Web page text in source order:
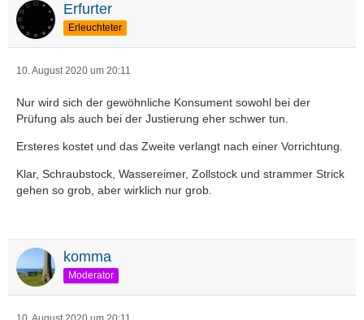
Erfurter
Erleuchteter
10. August 2020 um 20:11
Nur wird sich der gewöhnliche Konsument sowohl bei der
Prüfung als auch bei der Justierung eher schwer tun.
Ersteres kostet und das Zweite verlangt nach einer Vorrichtung.
Klar, Schraubstock, Wassereimer, Zollstock und strammer Strick
gehen so grob, aber wirklich nur grob.
komma
Moderator